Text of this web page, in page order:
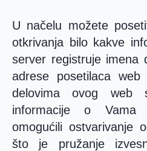
U načelu možete
otkrivanja bilo kakve
server registruje imena
adrese posetilaca
delovima ovog web
informacije o
omogućili ostvarivanje
što je pružanje